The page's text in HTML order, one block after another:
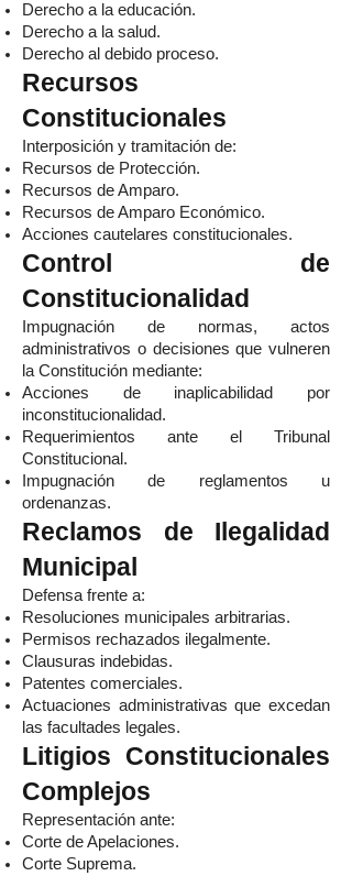
Derecho a la educación.
Derecho a la salud.
Derecho al debido proceso.
Recursos
Constitucionales
Interposición y tramitación de:
Recursos de Protección.
Recursos de Amparo.
Recursos de Amparo Económico.
Acciones cautelares constitucionales.
Control de
Constitucionalidad
Impugnación de normas, actos
administrativos o decisiones que vulneren
la Constitución mediante:
Acciones de inaplicabilidad por
inconstitucionalidad.
Requerimientos ante el Tribunal
Constitucional.
Impugnación de reglamentos u
ordenanzas.
Reclamos de Ilegalidad
Municipal
Defensa frente a:
Resoluciones municipales arbitrarias.
Permisos rechazados ilegalmente.
Clausuras indebidas.
Patentes comerciales.
Actuaciones administrativas que excedan
las facultades legales.
Litigios Constitucionales
Complejos
Representación ante:
Corte de Apelaciones.
Corte Suprema.